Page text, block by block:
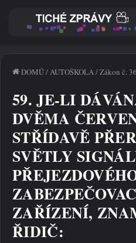
DOMŮ/ AUTOŠKOLA /Zákon č.
59. JE-LI
DVĚMA
STŘÍDAVĚ
SVĚTLY
ZAŘÍZENÍ,
ŘIDIČ: